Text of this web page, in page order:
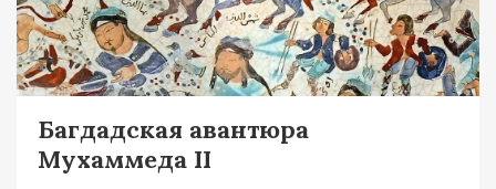
Багдадская авантюра
Мухаммеда II